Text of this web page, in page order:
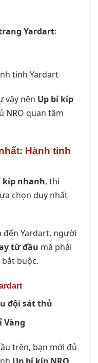
Yardart:
tinh Yardart
vậy nên Up bí kíp
NRO quan tâm
Hành tinh
kíp nhanh, thì
chọn duy nhất
đến Yardart, người
từ đầu mà phải
buộc.
đội sát thủ
Vàng
trên, bạn mới đủ
Up bí kíp NRO